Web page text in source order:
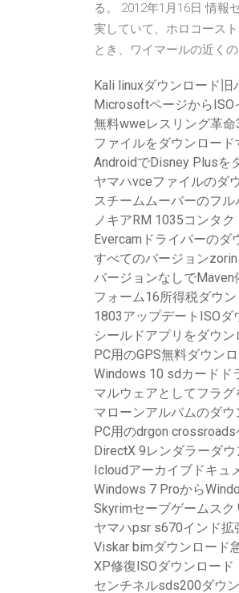
る。 2012年1月16日 情報
実していて、ホロコース
とき、ワイマールの近く
Kali linuxダウンロード旧
MicrosoftページからISO
無料wweレスリング革
ファイルをダウンロー
AndroidでDisney Plusを
ヤマハvceファイルのダ
スチームムーバーのフ
ノキアRM 1035コンタ
Evercamドライバーのダ
すべてのバージョン
バージョンなしで
フォーム16所得税ダウ
1803アップデートISOダ
シールドアプリをダウン
PC用のGPS無料ダウン
Windows 10 sdカードド
マルウェアとしてフラ
マローンアルバムのダウ
PC用のdrgon
DirectX 9レンダラーダ
Icloudアーカイブドキュ
Windows 7 Proから
Skyrimセーブゲームス
ヤマハpsr s670インド拡
Viskar bimダウンロード
XP修復ISOダウンロード
センチネルsds200ダウ